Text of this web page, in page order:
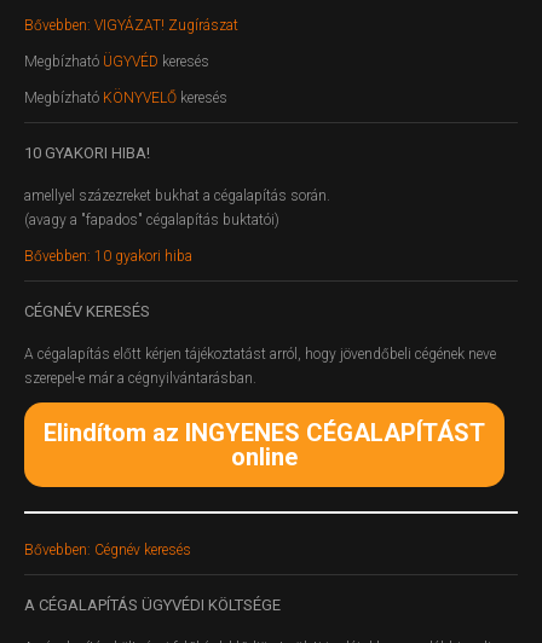
Bővebben: VIGYÁZAT! Zugírászat
Megbízható ÜGYVÉD keresés
Megbízható KÖNYVELŐ keresés
10 GYAKORI HIBA!
amellyel százezreket bukhat a cégalapítás során.
(avagy a "fapados" cégalapítás buktatói)
Bővebben: 10 gyakori hiba
CÉGNÉV KERESÉS
A cégalapítás előtt kérjen tájékoztatást arról, hogy jövendőbeli cégének neve
szerepel-e már a cégnyilvántarásban.
Elindítom az INGYENES CÉGALAPÍTÁST
online
Bővebben: Cégnév keresés
A CÉGALAPÍTÁS ÜGYVÉDI KÖLTSÉGE